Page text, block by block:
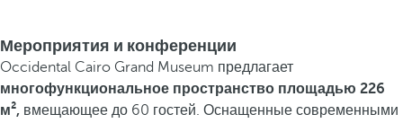
Мероприятия и конференции
Occidental Cairo Grand Museum предлагает
многофункциональное пространство площадью 226
м², вмещающее до 60 гостей. Оснащенные современными